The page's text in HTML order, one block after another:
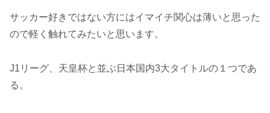
サッカー好きではない方にはイマイチ関心は薄いと思った
ので軽く触れてみたいと思います。
J1リーグ、天皇杯と並ぶ日本国内3大タイトルの１つであ
る。